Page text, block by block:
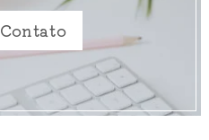
Contato